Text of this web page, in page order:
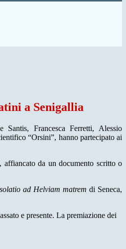
a Senigallia
Francesca Ferretti, Alessio
“Orsini”, hanno partecipato ai
da un documento scritto o
ad Helviam matrem di Seneca,
e presente. La premiazione dei